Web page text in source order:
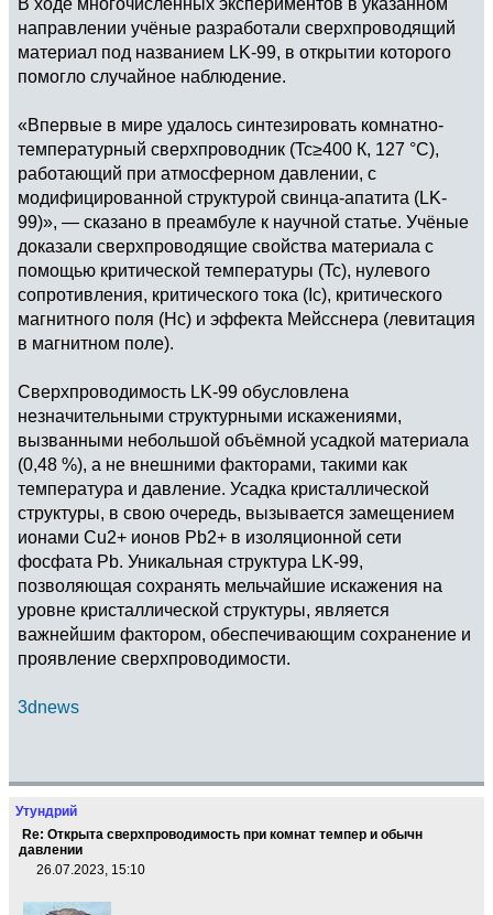
направлении учёные разработали сверхпроводящий
материал под названием LK-99, в открытии которого
помогло случайное наблюдение.
«Впервые в мире удалось синтезировать комнатно-
температурный сверхпроводник (Tc≥400 К, 127 °C),
работающий при атмосферном давлении, с
модифицированной структурой свинца-апатита (LK-
99)», — сказано в преамбуле к научной статье. Учёные
доказали сверхпроводящие свойства материала с
помощью критической температуры (Tc), нулевого
сопротивления, критического тока (Ic), критического
магнитного поля (Hc) и эффекта Мейсснера (левитация
в магнитном поле).
Сверхпроводимость LK-99 обусловлена
незначительными структурными искажениями,
вызванными небольшой объёмной усадкой материала
(0,48 %), а не внешними факторами, такими как
температура и давление. Усадка кристаллической
структуры, в свою очередь, вызывается замещением
ионами Cu2+ ионов Pb2+ в изоляционной сети
фосфата Pb. Уникальная структура LK-99,
позволяющая сохранять мельчайшие искажения на
уровне кристаллической структуры, является
важнейшим фактором, обеспечивающим сохранение и
проявление сверхпроводимости.
3dnews
Утундрий
Re: Открыта сверхпроводимость при комнат темпер и обычн
давлении
26.07.2023, 15:10